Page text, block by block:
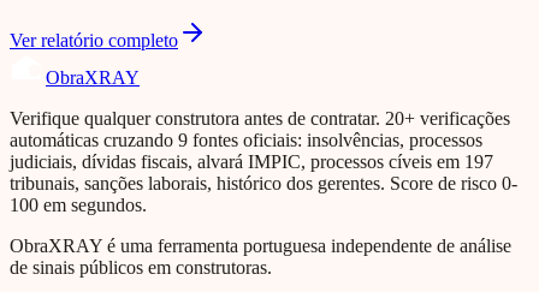
Ver relatório completo
ObraXRAY
Verifique qualquer construtora antes de contratar. 20+ verificações
automáticas cruzando 9 fontes oficiais: insolvências, processos
judiciais, dívidas fiscais, alvará IMPIC, processos cíveis em 197
tribunais, sanções laborais, histórico dos gerentes. Score de risco 0-
100 em segundos.
ObraXRAY é uma ferramenta portuguesa independente de análise
de sinais públicos em construtoras.